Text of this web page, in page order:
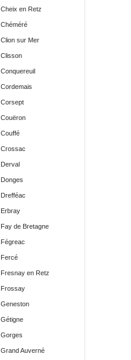
Cheix en Retz
Chéméré
Clion sur Mer
Clisson
Conquereuil
Cordemais
Corsept
Couëron
Couffé
Crossac
Derval
Donges
Drefféac
Erbray
Fay de Bretagne
Fégreac
Fercé
Fresnay en Retz
Frossay
Geneston
Gétigne
Gorges
Grand Auverné